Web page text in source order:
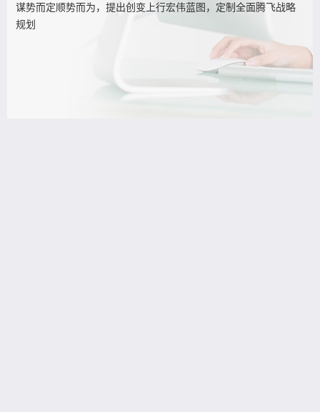
谋势而定顺势而为，提出创变上行宏伟蓝图，定制全面腾飞战略
规划